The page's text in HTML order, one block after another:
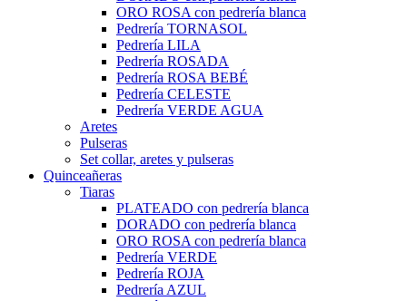
ORO ROSA con pedrería blanca
Pedrería TORNASOL
Pedrería LILA
Pedrería ROSADA
Pedrería ROSA BEBÉ
Pedrería CELESTE
Pedrería VERDE AGUA
Aretes
Pulseras
Set collar, aretes y pulseras
Quinceañeras
Tiaras
PLATEADO con pedrería blanca
DORADO con pedrería blanca
ORO ROSA con pedrería blanca
Pedrería VERDE
Pedrería ROJA
Pedrería AZUL